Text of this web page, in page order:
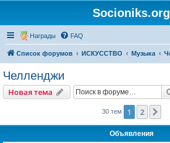
Socioniks.org
Награды FAQ
Список форумов ИСКУССТВО Музыка
Челленджи
Новая тема
30 тем 1 2
Объявления